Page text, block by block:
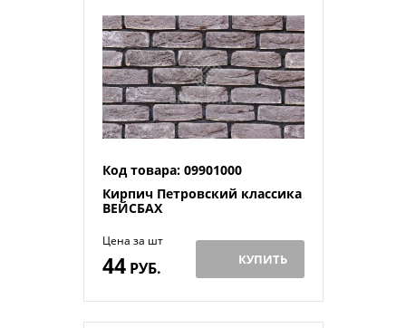
Код товара: 09901000
Кирпич Петровский классика
ВЕЙСБАХ
Цена за шт
44РУБ. КУПИТЬ